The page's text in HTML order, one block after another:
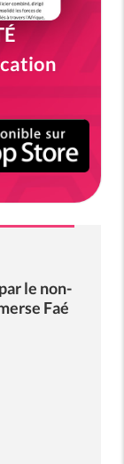
le non-
Faé